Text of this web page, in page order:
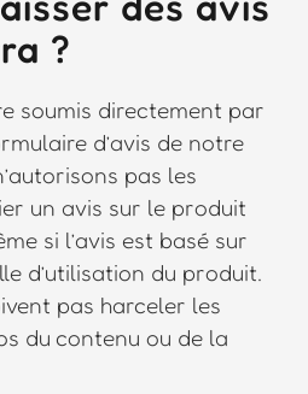
?
soumis directement par
d’avis de notre
pas les
un avis sur le produit
si l’avis est basé sur
d’utilisation du produit.
pas harceler les
du contenu ou de la